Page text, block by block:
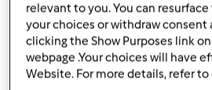
Stwórz
relevant to you. You can
your choices or withdraw consent
clicking the Show Purposes link
webpage .Your choices will have
Website. For more details, refer to